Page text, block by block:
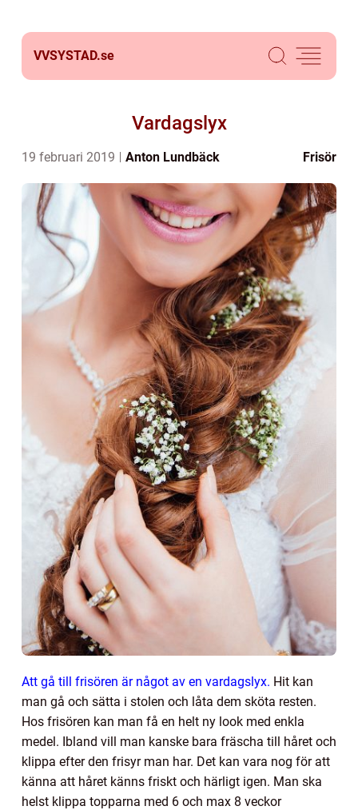
VVSYSTAD.se
Vardagslyx
19 februari 2019 Anton Lundbäck Frisör
Att gå till frisören är något av en vardagslyx. Hit kan
man gå och sätta i stolen och låta dem sköta resten.
Hos frisören kan man få en helt ny look med enkla
medel. Ibland vill man kanske bara fräscha till håret och
klippa efter den frisyr man har. Det kan vara nog för att
känna att håret känns friskt och härligt igen. Man ska
helst klippa topparna med 6 och max 8 veckor